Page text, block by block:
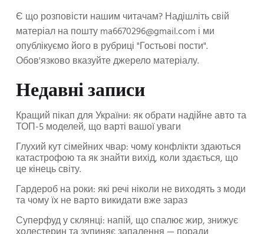
Є що розповісти нашим читачам? Надішліть свій
матеріал на поштуma6670296@gmail.com і ми
опублікуємо його в рубриці "Гостьові пости".
Обов'язково вказуйте джерело матеріалу.
Недавні записи
Кращий пікап для України: як обрати надійне авто та
ТОП-5 моделей, що варті вашої уваги
Глухий кут сімейних чвар: чому конфлікти здаються
катастрофою та як знайти вихід, коли здається, що
це кінець світу.
Гардероб на роки: які речі ніколи не виходять з моди
та чому їх не варто викидати вже зараз
Суперфуд у склянці: напій, що спалює жир, знижує